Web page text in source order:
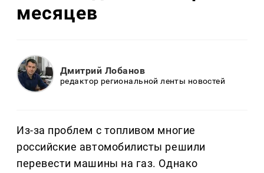
месяцев
Дмитрий Лобанов
редактор региональной ленты новостей
Из-за проблем с топливом многие
российские автомобилисты решили
перевести машины на газ. Однако